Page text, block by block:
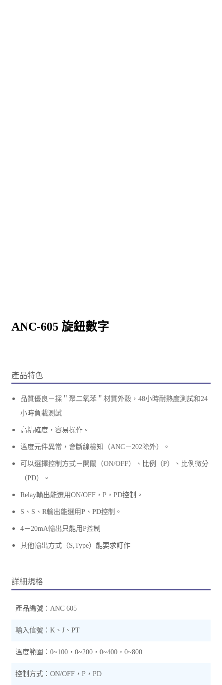
ANC-605 旋鈕數字
產品特色
品質優良－採＂聚二氧苯＂材質外殼，48小時耐熱度測試和24
小時負載測試
高精確度，容易操作。
溫度元件異常，會斷線檢知（ANC－202除外）。
可以選擇控制方式－開關（ON/OFF） 、 比例（P） 、 比例微分
（PD）。
Relay輸出能選用ON/OFF，P，PD控制。
S、S 、 R輸出能選用P 、 PD控制。
4－20mA輸出只能用P控制
其他輸出方式（S,Type）能要求訂作
詳細規格
產品編號：ANC 605
輸入信號：K 、 J 、 PT
溫度範圍：0~100，0~200，0~400，0~800
控制方式：ON/OFF，P，PD